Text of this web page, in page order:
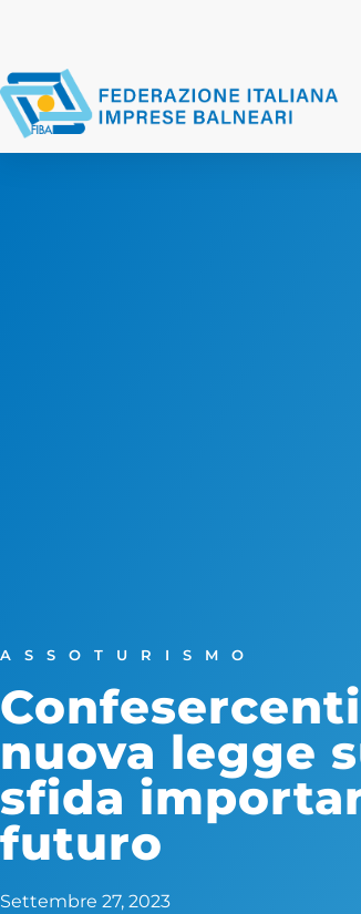
ASSOTURISMO
nuova legge
sfida
futuro
Settembre 27, 2023